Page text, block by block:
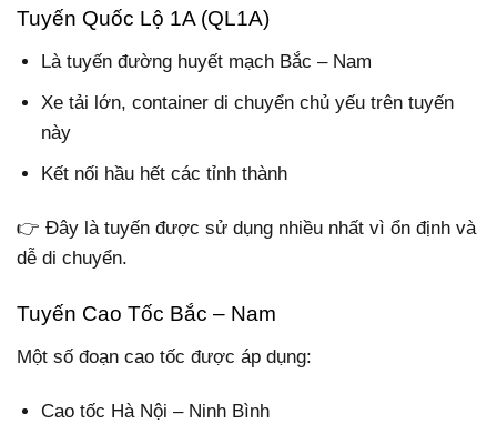
Tuyến Quốc Lộ 1A (QL1A)
Là tuyến đường huyết mạch Bắc – Nam
Xe tải lớn, container di chuyển chủ yếu trên tuyến
này
Kết nối hầu hết các tỉnh thành
👉 Đây là tuyến được sử dụng nhiều nhất vì ổn định và
dễ di chuyển.
Tuyến Cao Tốc Bắc – Nam
Một số đoạn cao tốc được áp dụng:
Cao tốc Hà Nội – Ninh Bình